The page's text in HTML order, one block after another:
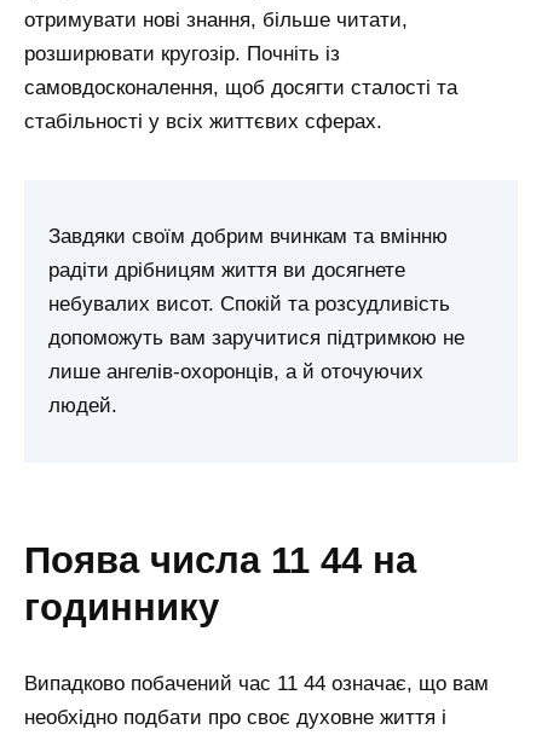
отримувати нові знання, більше читати,
розширювати кругозір. Почніть із
самовдосконалення, щоб досягти сталості та
стабільності у всіх життєвих сферах.
Завдяки своїм добрим вчинкам та вмінню
радіти дрібницям життя ви досягнете
небувалих висот. Спокій та розсудливість
допоможуть вам заручитися підтримкою не
лише ангелів-охоронців, а й оточуючих
людей.
поява числа 11 44 на
годиннику
Випадково побачений час 11 44 означає, що вам
необхідно подбати про своє духовне життя і